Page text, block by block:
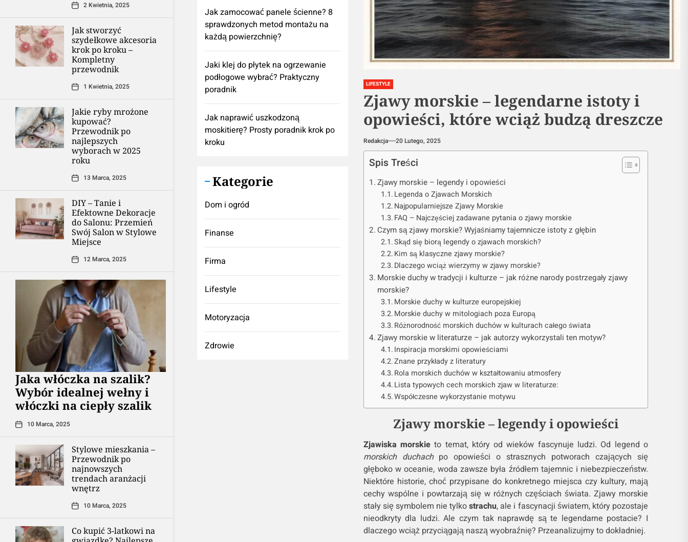
2 Kwietnia, 2025
Jak stworzyć
szydełkowe akcesoria
krok po kroku –
Kompletny
przewodnik
1 Kwietnia, 2025
Jakie ryby mrożone
kupować?
Przewodnik po
najlepszych
wyborach w 2025
roku
13 Marca, 2025
DIY – Tanie i
Efektowne Dekoracje
do Salonu: Przemień
Swój Salon w Stylowe
Miejsce
12 Marca, 2025
Jaka włóczka na szalik?
Wybór idealnej wełny i
włóczki na ciepły szalik
10 Marca, 2025
Stylowe mieszkania –
Przewodnik po
najnowszych
trendach aranżacji
wnętrz
10 Marca, 2025
Co kupić 3-latkowi na
LIFESTYLE
Zjawy morskie – legendarne istoty i
opowieści, które wciąż budzą dreszcze
Redakcja 20 Lutego, 2025
Spis Treści
Zjawy morskie – legendy i opowieści
Legenda o Zjawach Morskich
Najpopularniejsze Zjawy Morskie
FAQ – Najczęściej zadawane pytania o zjawy morskie
Czym są zjawy morskie? Wyjaśniamy tajemnicze istoty z głębin
Skąd się biorą legendy o zjawach morskich?
Kim są klasyczne zjawy morskie?
Dlaczego wciąż wierzymy w zjawy morskie?
Morskie duchy w tradycji i kulturze – jak różne narody postrzegały zjawy
morskie?
Morskie duchy w kulturze europejskiej
Morskie duchy w mitologiach poza Europą
Różnorodność morskich duchów w kulturach całego świata
Zjawy morskie w literaturze – jak autorzy wykorzystali ten motyw?
Inspiracja morskimi opowieściami
Znane przykłady z literatury
Rola morskich duchów w kształtowaniu atmosfery
Lista typowych cech morskich zjaw w literaturze:
Współczesne wykorzystanie motywu
Zjawy morskie – legendy i opowieści
Zjawiska morskieto temat, który od wieków fascynuje ludzi. Od legend o
morskich duchachpo opowieści o strasznych potworach czających się
głęboko w oceanie, woda zawsze była źródłem tajemnic i niebezpieczeństw.
Niektóre historie, choć przypisane do konkretnego miejsca czy kultury, mają
cechy wspólne i powtarzają się w różnych częściach świata. Zjawy morskie
stały się symbolem nie tylkostrachu, ale i fascynacji światem, który pozostaje
nieodkryty dla ludzi. Ale czym tak naprawdę są te legendarne postacie? I
dlaczego wciąż przyciągają naszą wyobraźnię? Przeanalizujmy to dokładniej.
Jak zamocować panele ścienne? 8
sprawdzonych metod montażu na
każdą powierzchnię?
Jaki klej do płytek na ogrzewanie
podłogowe wybrać? Praktyczny
poradnik
Jak naprawić uszkodzoną
moskitierę? Prosty poradnik krok po
kroku
Kategorie
Dom i ogród
Finanse
Firma
Lifestyle
Motoryzacja
Zdrowie